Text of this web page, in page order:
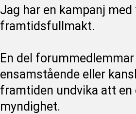
Jag har en kampanj
framtidsfullmakt.
En del
ensamstående eller
framtiden undvika att
myndighet.